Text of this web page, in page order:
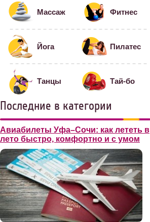
Массаж Фитнес
Йога Пилатес
Танцы Тай-бо
Последние в категории
Авиабилеты Уфа–Сочи: как лететь в
лето быстро, комфортно и с умом